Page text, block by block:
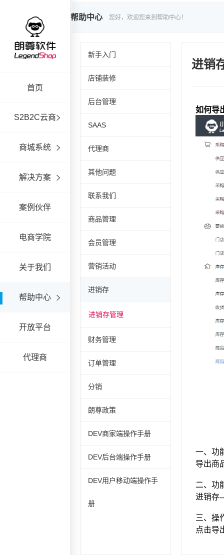
首页
S2B2C云商
商城系统
解决方案
案例伙伴
电商学院
关于我们
帮助中心
开放平台
代理商
帮助中心 您好，欢迎您来到帮助中心！
新手入门
店铺装修
后台管理
SAAS
代理商
其他问题
联系我们
商品管理
会员管理
营销活动
进销存
进销存管理
财务管理
订单管理
分销
朗尊政策
DEV商家端操作手册
DEV后台端操作手册
DEV用户移动端操作手
册
进销